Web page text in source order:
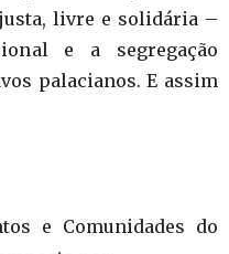
livre e solidária –
e a segregação
palacianos. E assim
e Comunidades do